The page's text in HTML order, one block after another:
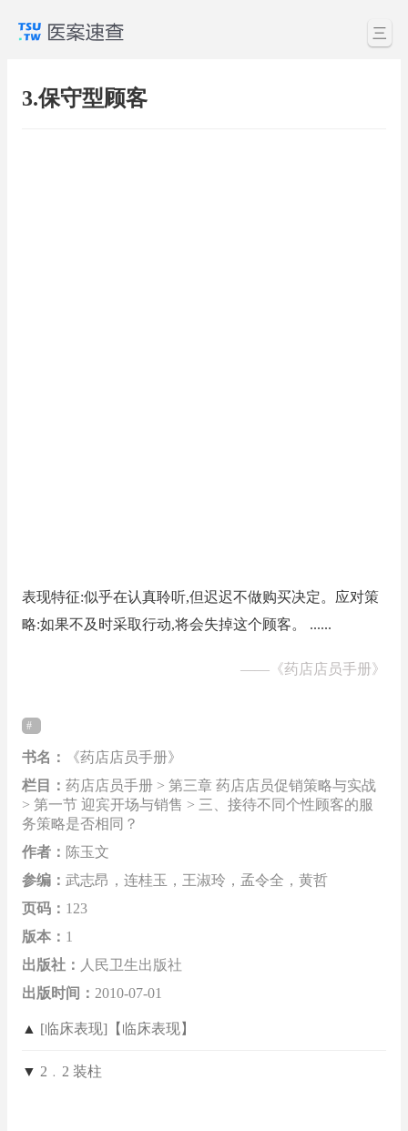
三
3.保守型顾客
表现特征:似乎在认真聆听,但迟迟不做购买决定。应对策
略:如果不及时采取行动,将会失掉这个顾客。 ......
—— 《药店店员手册》
书名：
《药店店员手册》
栏目： 药店店员手册 > 第三章 药店店员促销策略与实战
> 第一节 迎宾开场与销售 > 三、接待不同个性顾客的服
务策略是否相同？
作者： 陈玉文
参编： 武志昂，连桂玉，王淑玲，孟令全，黄哲
页码： 123
版本： 1
出版社： 人民卫生出版社
出版时间： 2010-07-01
▲ [临床表现]【临床表现】
▼ 2﹒2 装柱